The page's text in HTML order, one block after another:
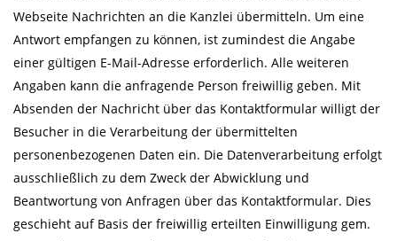
Webseite Nachrichten an die Kanzlei übermitteln. Um eine
Antwort empfangen zu können, ist zumindest die Angabe
einer gültigen E-Mail-Adresse erforderlich. Alle weiteren
Angaben kann die anfragende Person freiwillig geben. Mit
Absenden der Nachricht über das Kontaktformular willigt der
Besucher in die Verarbeitung der übermittelten
personenbezogenen Daten ein. Die Datenverarbeitung erfolgt
ausschließlich zu dem Zweck der Abwicklung und
Beantwortung von Anfragen über das Kontaktformular. Dies
geschieht auf Basis der freiwillig erteilten Einwilligung gem.